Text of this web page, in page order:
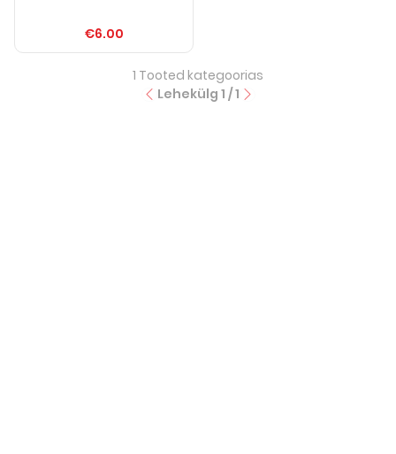
€6.00
1 Tooted kategoorias
Lehekülg 1 /1